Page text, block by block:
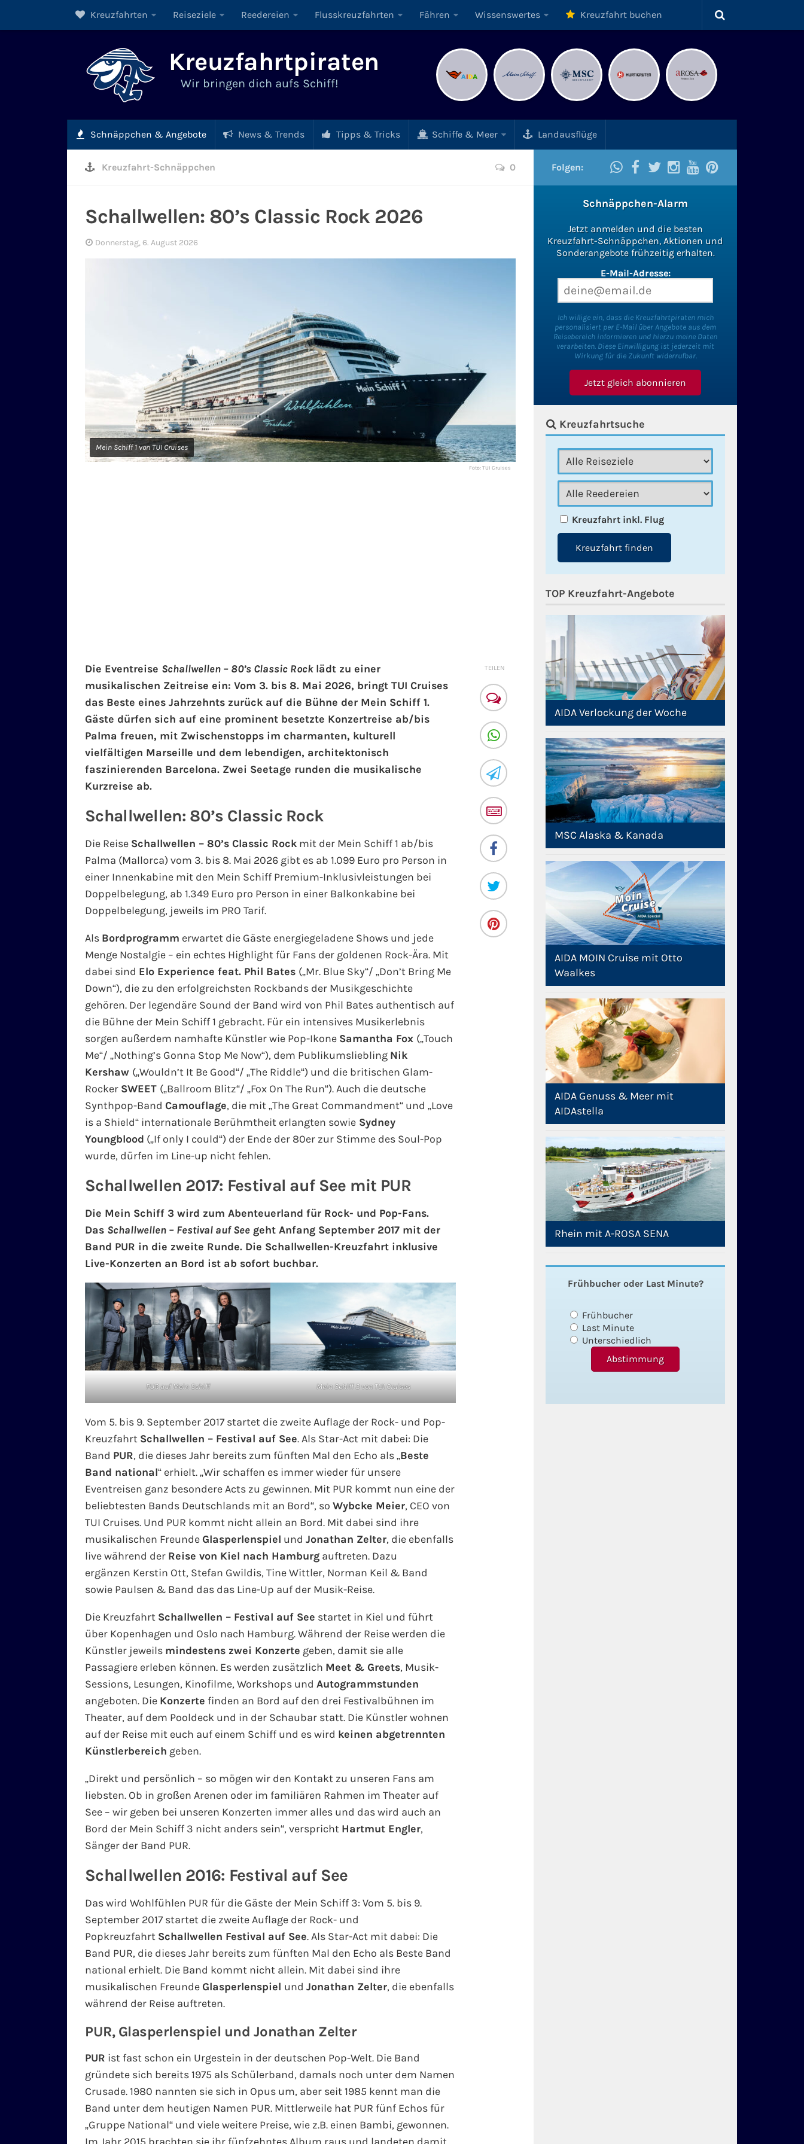
Kreuzfahrten Reiseziele Reedereien Flusskreuzfahrten Fähren Wissenswertes Kreuzfahrt buchen
Kreuzfahrtpiraten
Wir bringen dich aufs Schiff!
Schnäppchen & Angebote News & Trends Tipps & Tricks Schiffe & Meer Landausflüge
Kreuzfahrt-Schnäppchen 0
Schallwellen: 80’s Classic Rock 2026
Donnerstag, 6. August 2026
Mein Schiff 1 von TUI Cruises
Foto: TUI Cruises
Die Eventreise Schallwellen – 80’s Classic Rocklädt zu einer
musikalischen Zeitreise ein: Vom 3. bis 8. Mai 2026, bringt TUI Cruises
das Beste eines Jahrzehnts zurück auf die Bühne der Mein Schiff 1.
Gäste dürfen sich auf eine prominent besetzte Konzertreise ab/bis
Palma freuen, mit Zwischenstopps im charmanten, kulturell
vielfältigen Marseille und dem lebendigen, architektonisch
faszinierenden Barcelona. Zwei Seetage runden die musikalische
Kurzreise ab.
Schallwellen: 80’s Classic Rock
Die Reise Schallwellen – 80’s Classic Rock mit der Mein Schiff 1 ab/bis
Palma (Mallorca) vom 3. bis 8. Mai 2026 gibt es ab 1.099 Euro pro Person in
einer Innenkabine mit den Mein Schiff Premium-Inklusivleistungen bei
Doppelbelegung, ab 1.349 Euro pro Person in einer Balkonkabine bei
Doppelbelegung, jeweils im PRO Tarif.
Als Bordprogramm erwartet die Gäste energiegeladene Shows und jede
Menge Nostalgie – ein echtes Highlight für Fans der goldenen Rock-Ära. Mit
dabei sind Elo Experience feat. Phil Bates („Mr. Blue Sky“/ „Don’t Bring Me
Down“), die zu den erfolgreichsten Rockbands der Musikgeschichte
gehören. Der legendäre Sound der Band wird von Phil Bates authentisch auf
die Bühne der Mein Schiff 1 gebracht. Für ein intensives Musikerlebnis
sorgen außerdem namhafte Künstler wie Pop-Ikone Samantha Fox („Touch
Me“/ „Nothing’s Gonna Stop Me Now“), dem Publikumsliebling Nik
Kershaw („Wouldn’t It Be Good“/ „The Riddle“) und die britischen Glam-
Rocker SWEET („Ballroom Blitz“/ „Fox On The Run“). Auch die deutsche
Synthpop-Band Camouflage, die mit „The Great Commandment“ und „Love
is a Shield“ internationale Berühmtheit erlangten sowie Sydney
Youngblood („If only I could“) der Ende der 80er zur Stimme des Soul-Pop
wurde, dürfen im Line-up nicht fehlen.
Schallwellen 2017: Festival auf See mit PUR
Die Mein Schiff 3 wird zum Abenteuerland für Rock- und Pop-Fans.
Das Schallwellen – Festival auf See geht Anfang September 2017 mit der
Band PUR in die zweite Runde. Die Schallwellen-Kreuzfahrt inklusive
Live-Konzerten an Bord ist ab sofort buchbar.
PUR auf Mein Schiff Mein Schiff 3 von TUI Cruises
Vom 5. bis 9. September 2017 startet die zweite Auflage der Rock- und Pop-
Kreuzfahrt Schallwellen – Festival auf See. Als Star-Act mit dabei: Die
Band PUR, die dieses Jahr bereits zum fünften Mal den Echo als „Beste
Band national“ erhielt. „Wir schaffen es immer wieder für unsere
Eventreisen ganz besondere Acts zu gewinnen. Mit PUR kommt nun eine der
beliebtesten Bands Deutschlands mit an Bord“, so Wybcke Meier, CEO von
TUI Cruises. Und PUR kommt nicht allein an Bord. Mit dabei sind ihre
musikalischen Freunde Glasperlenspiel und Jonathan Zelter, die ebenfalls
live während der Reise von Kiel nach Hamburg auftreten. Dazu
ergänzen Kerstin Ott, Stefan Gwildis, Tine Wittler, Norman Keil & Band
sowie Paulsen & Band das das Line-Up auf der Musik-Reise.
Die Kreuzfahrt Schallwellen – Festival auf See startet in Kiel und führt
über Kopenhagen und Oslo nach Hamburg. Während der Reise werden die
Künstler jeweils mindestens zwei Konzerte geben, damit sie alle
Passagiere erleben können. Es werden zusätzlich Meet & Greets, Musik-
Sessions, Lesungen, Kinofilme, Workshops und Autogrammstunden
angeboten. Die Konzerte finden an Bord auf den drei Festivalbühnen im
Theater, auf dem Pooldeck und in der Schaubar statt. Die Künstler wohnen
auf der Reise mit euch auf einem Schiff und es wird keinen abgetrennten
Künstlerbereich geben.
„Direkt und persönlich – so mögen wir den Kontakt zu unseren Fans am
liebsten. Ob in großen Arenen oder im familiären Rahmen im Theater auf
See – wir geben bei unseren Konzerten immer alles und das wird auch an
Bord der Mein Schiff 3 nicht anders sein“, verspricht Hartmut Engler,
Sänger der Band PUR.
Schallwellen 2016: Festival auf See
Das wird Wohlfühlen PUR für die Gäste der Mein Schiff 3: Vom 5. bis 9.
September 2017 startet die zweite Auflage der Rock- und
Popkreuzfahrt Schallwellen Festival auf See. Als Star-Act mit dabei: Die
Band PUR, die dieses Jahr bereits zum fünften Mal den Echo als Beste Band
national erhielt. Die Band kommt nicht allein. Mit dabei sind ihre
musikalischen Freunde Glasperlenspiel und Jonathan Zelter, die ebenfalls
während der Reise auftreten.
PUR, Glasperlenspiel und Jonathan Zelter
PUR ist fast schon ein Urgestein in der deutschen Pop-Welt. Die Band
gründete sich bereits 1975 als Schülerband, damals noch unter dem Namen
Crusade. 1980 nannten sie sich in Opus um, aber seit 1985 kennt man die
Band unter dem heutigen Namen PUR. Mittlerweile hat PUR fünf Echos für
„Gruppe National“ und viele weitere Preise, wie z.B. einen Bambi, gewonnen.
TEILEN
Folgen:
Schnäppchen-Alarm
Jetzt anmelden und die besten
Kreuzfahrt-Schnäppchen, Aktionen und
Sonderangebote frühzeitig erhalten.
E-Mail-Adresse:
Ich willige ein, dass die Kreuzfahrtpiraten mich
personalisiert per E-Mail über Angebote aus dem
Reisebereich informieren und hierzu meine Daten
verarbeiten. Diese Einwilligung ist jederzeit mit
Wirkung für die Zukunft widerrufbar.
Kreuzfahrtsuche
Kreuzfahrt inkl. Flug
Kreuzfahrt finden
TOP Kreuzfahrt-Angebote
AIDA Verlockung der Woche
MSC Alaska & Kanada
AIDA MOIN Cruise mit Otto
Waalkes
AIDA Genuss & Meer mit
AIDAstella
Rhein mit A-ROSA SENA
Frühbucher oder Last Minute?
Frühbucher
Last Minute
Unterschiedlich